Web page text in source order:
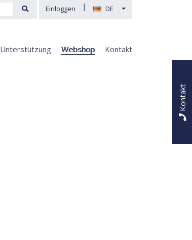
Einloggen | DE
Unterstützung Webshop Kontakt
Kontakt